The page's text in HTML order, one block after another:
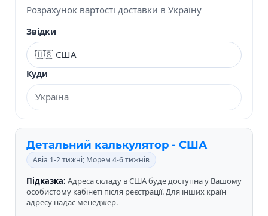
Розрахунок вартості доставки в Україну
Звідки
Куди
Детальний калькулятор - США
Авіа 1-2 тижні; Морем 4-6 тижнів
Підказка: Адреса складу в США буде доступна у Вашому
особистому кабінеті після реєстрації. Для інших країн
адресу надає менеджер.